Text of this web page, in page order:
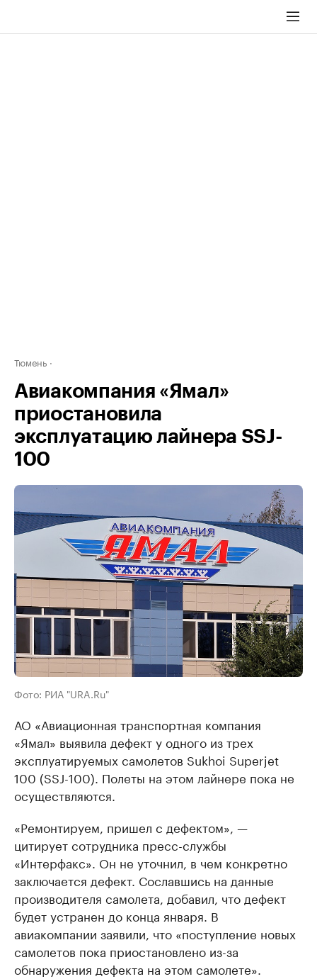
Тюмень
Авиакомпания «Ямал»
приостановила
эксплуатацию лайнера SSJ-
100
Фото: РИА "URA.Ru"
АО «Авиационная транспортная компания
«Ямал» выявила дефект у одного из трех
эксплуатируемых самолетов Sukhoi Superjet
100 (SSJ-100). Полеты на этом лайнере пока не
осуществляются.
«Ремонтируем, пришел с дефектом», —
цитирует сотрудника пресс-службы
«Интерфакс». Он не уточнил, в чем конкретно
заключается дефект. Сославшись на данные
производителя самолета, добавил, что дефект
будет устранен до конца января. В
авиакомпании заявили, что «поступление новых
самолетов пока приостановлено из-за
обнаружения дефекта на этом самолете».